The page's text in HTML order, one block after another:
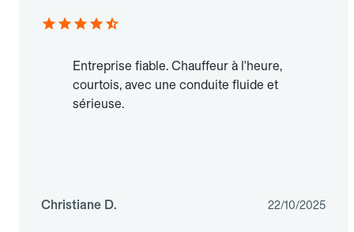
Entreprise fiable. Chauffeur à l'heure,
courtois, avec une conduite fluide et
sérieuse.
Christiane D. 22/10/2025